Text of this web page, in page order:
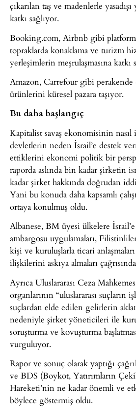
çıkarılan taş ve madenlerle
katkı sağlıyor.
Booking.com, Airbnb gibi
topraklarda konaklama ve turizm
yerleşimlerin meşrulaşmasına katkı
Amazon, Carrefour gibi
ürünlerini küresel pazara taşıyor.
Bu daha başlangıç
Kapitalist savaş ekonomisinin nasıl
devletlerin neden İsrail’e destek
ettiklerini ekonomi politik bir
raporda aslında bin kadar şirketin
kadar şirket hakkında doğrudan
Yani bu konuda daha kapsamlı
ortaya konulmuş oldu.
Albanese, BM üyesi ülkelere
ambargosu uygulamaları,
kişi ve kuruluşlarla ticari anlaşmaları
ilişkilerini askıya almaları
Ayrıca Uluslararası Ceza
organlarının “uluslararası suçların
suçlardan elde edilen gelirlerin
nedeniyle şirket yöneticileri ile
soruşturma ve kovuşturma
vurguluyor.
Rapor ve sonuç olarak yaptığı
ve BDS (Boykot, Yatırımların
Hareketi’nin ne kadar önemli ve
böylece göstermiş oldu.